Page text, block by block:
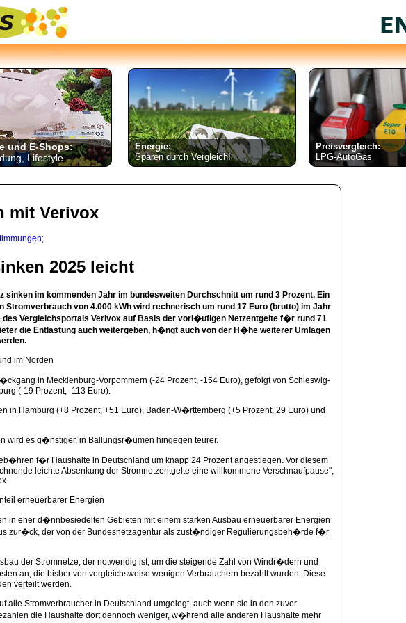
und E-Shops:
Lifestyle
Energie:
Sparen durch Vergleich!
Preisvergleich:
LPG-AutoGas
mit Verivox
2025 leicht
im kommenden Jahr im bundesweiten Durchschnitt um rund 3 Prozent. Ein
von 4.000 kWh wird rechnerisch um rund 17 Euro (brutto) im Jahr
Vergleichsportals Verivox auf Basis der vorl�ufigen Netzentgelte f�r rund 71
die Entlastung auch weitergeben, h�ngt auch von der H�he weiterer Umlagen
im Norden
in Mecklenburg-Vorpommern (-24 Prozent, -154 Euro), gefolgt von Schleswig-
(-19 Prozent, -113 Euro).
in Hamburg (+8 Prozent, +51 Euro), Baden-W�rttemberg (+5 Prozent, 29 Euro) und
wird es g�nstiger, in Ballungsr�umen hingegen teurer.
f�r Haushalte in Deutschland um knapp 24 Prozent angestiegen. Vor diesem
leichte Absenkung der Stromnetzentgelte eine willkommene Verschnaufpause",
erneuerbarer Energien
in eher d�nnbesiedelten Gebieten mit einem starken Ausbau erneuerbarer Energien
zur�ck, der von der Bundesnetzagentur als zust�ndiger Regulierungsbeh�rde f�r
der Stromnetze, der notwendig ist, um die steigende Zahl von Windr�dern und
an, die bisher von vergleichsweise wenigen Verbrauchern bezahlt wurden. Diese
verteilt werden.
alle Stromverbraucher in Deutschland umgelegt, auch wenn sie in den zuvor
die Haushalte dort dennoch weniger, w�hrend alle anderen Haushalte mehr